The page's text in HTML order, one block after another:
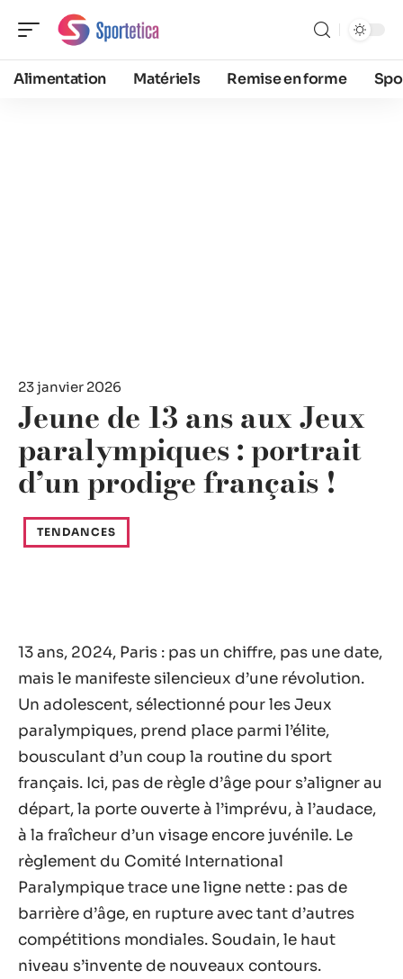
Alimentation Matériels Remise en forme
23 janvier 2026
Jeune de 13 ans aux Jeux
paralympiques : portrait
d’un prodige français !
TENDANCES
13 ans, 2024, Paris : pas un chiffre, pas une date,
mais le manifeste silencieux d’une révolution.
Un adolescent, sélectionné pour les Jeux
paralympiques, prend place parmi l’élite,
bousculant d’un coup la routine du sport
français. Ici, pas de règle d’âge pour s’aligner au
départ, la porte ouverte à l’imprévu, à l’audace,
à la fraîcheur d’un visage encore juvénile. Le
règlement du Comité International
Paralympique trace une ligne nette : pas de
barrière d’âge, en rupture avec tant d’autres
compétitions mondiales. Soudain, le haut
niveau s’invente de nouveaux contours.